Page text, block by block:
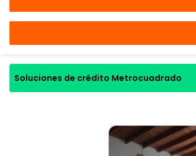
Soluciones de crédito Metrocuadrado